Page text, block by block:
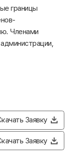
границы
Членами
Заявку
Заявку